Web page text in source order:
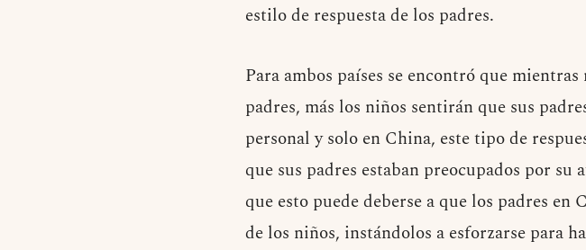
estilo de respuesta de los padres.
Para ambos países se encontró que
padres, más los niños sentirán que sus
personal y solo en China, este tipo de
que sus padres estaban preocupados por
que esto puede deberse a que los padres
de los niños, instándolos a esforzarse para